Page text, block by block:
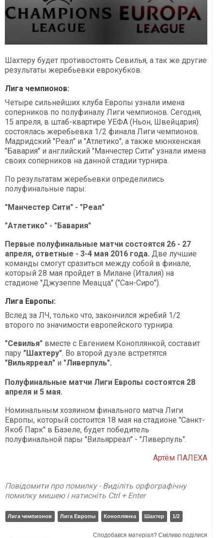
Шахтеру будет противостоять Севилья, а так же другие
результаты жеребьевки еврокубков.
Лига чемпионов:
Четыре сильнейших клуба Европы узнали имена
соперников по полуфиналу Лиги чемпионов. Сегодня,
15 апреля, в штаб-квартире УЕФА (Ньон, Швейцария)
состоялась жеребьевка 1/2 финала Лиги чемпионов.
Мадридский "Реал" и "Атлетико", а также мюнхенская
"Бавария" и английский "Манчестер Сити" узнали имена
своих соперников на данной стадии турнира.
По результатам жеребьевки определились
полуфинальные пары:
"Манчестер Сити" - "Реал"
"Атлетико" - "Бавария"
Первые полуфинальные матчи состоятся 26 - 27
апреля, ответные - 3-4 мая 2016 года. Две лучшие
команды смогут сразиться между собой в финале,
который 28 мая пройдет в Милане (Италия) на
стадионе "Джузеппе Меацца" ("Сан-Сиро").
Лига Европы:
Вслед за ЛЧ, только что, закончился жребий 1/2
второго по значимости европейского турнира.
"Севилья" вместе с Евгением Коноплянкой, составит
пару "Шахтеру". Во второй дуэле встретятся
"Вильярреал" и "Ливерпуль".
Полуфинальные матчи Лиги Европы состоятся 28
апреля и 5 мая.
Номинальным хозяином финального матча Лиги
Европы, который состоится 18 мая на стадионе "Санкт-
Якоб Парк" в Базеле, будет победитель
полуфинальной пары "Вильярреал" - "Ливерпуль".
Артём ПАЛЕХА
Повідомити про помилку - Виділіть орфографічну
помилку мишею і натисніть Ctrl + Enter
Лига чемпионов Лига Европы Коноплянка Шахтер 1/2
Сподобався матеріал? Сміливо поділися